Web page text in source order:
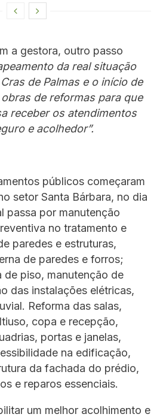
a gestora, outro passo
da real situação
de Palmas e o início de
de reformas para que
receber os atendimentos
e acolhedor”.
públicos começaram
setor Santa Bárbara, no dia
passa por manutenção
no tratamento e
paredes e estruturas,
de paredes e forros;
piso, manutenção de
das instalações elétricas,
Reforma das salas,
copa e recepção,
portas e janelas,
na edificação,
da fachada do prédio,
e reparos essenciais.
um melhor acolhimento e